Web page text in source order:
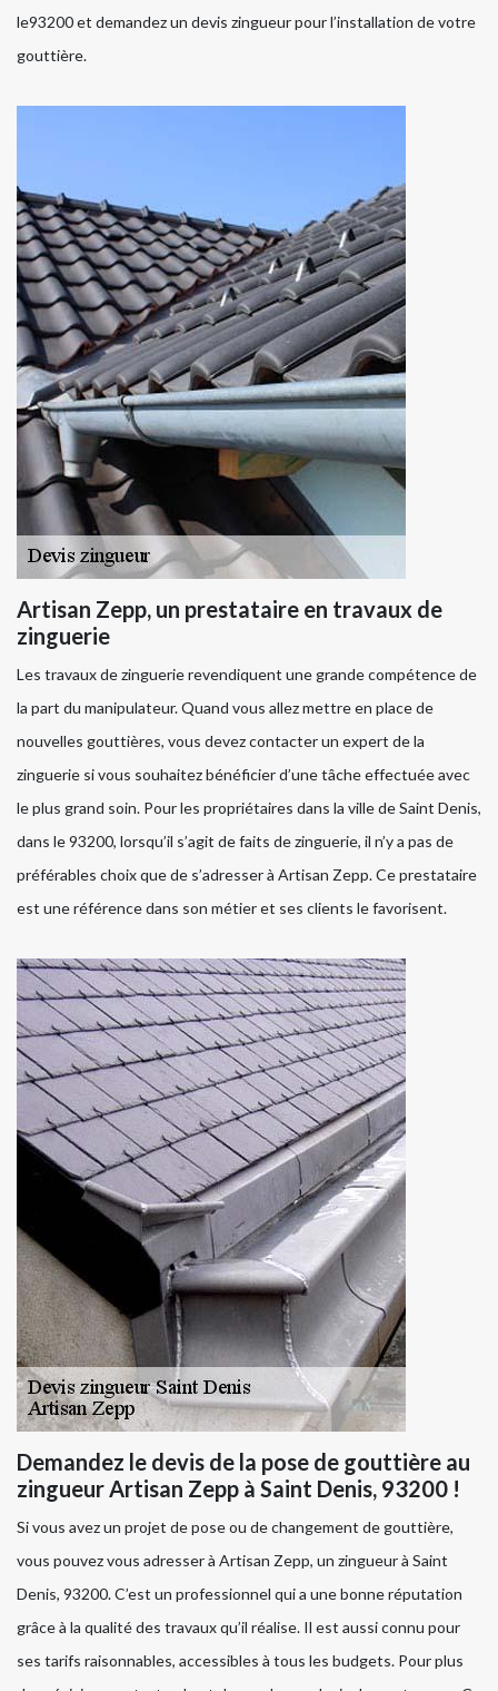
le93200 et demandez un devis zingueur pour l’installation de votre
gouttière.
Artisan Zepp, un prestataire en travaux de
zinguerie
Les travaux de zinguerie revendiquent une grande compétence de
la part du manipulateur. Quand vous allez mettre en place de
nouvelles gouttières, vous devez contacter un expert de la
zinguerie si vous souhaitez bénéficier d’une tâche effectuée avec
le plus grand soin. Pour les propriétaires dans la ville de Saint Denis,
dans le 93200, lorsqu’il s’agit de faits de zinguerie, il n’y a pas de
préférables choix que de s’adresser à Artisan Zepp. Ce prestataire
est une référence dans son métier et ses clients le favorisent.
Demandez le devis de la pose de gouttière au
zingueur Artisan Zepp à Saint Denis, 93200 !
Si vous avez un projet de pose ou de changement de gouttière,
vous pouvez vous adresser à Artisan Zepp, un zingueur à Saint
Denis, 93200. C’est un professionnel qui a une bonne réputation
grâce à la qualité des travaux qu’il réalise. Il est aussi connu pour
ses tarifs raisonnables, accessibles à tous les budgets. Pour plus